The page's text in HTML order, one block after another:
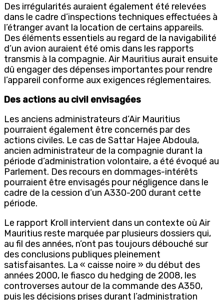
Des irrégularités auraient également été relevées
dans le cadre d’inspections techniques effectuées à
l’étranger avant la location de certains appareils.
Des éléments essentiels au regard de la navigabilité
d’un avion auraient été omis dans les rapports
transmis à la compagnie. Air Mauritius aurait ensuite
dû engager des dépenses importantes pour rendre
l’appareil conforme aux exigences réglementaires.
Des actions au civil envisagées
Les anciens administrateurs d’Air Mauritius
pourraient également être concernés par des
actions civiles. Le cas de Sattar Hajee Abdoula,
ancien administrateur de la compagnie durant la
période d’administration volontaire, a été évoqué au
Parlement. Des recours en dommages-intérêts
pourraient être envisagés pour négligence dans le
cadre de la cession d’un A330-200 durant cette
période.
Le rapport Kroll intervient dans un contexte où Air
Mauritius reste marquée par plusieurs dossiers qui,
au fil des années, n’ont pas toujours débouché sur
des conclusions publiques pleinement
satisfaisantes. La « caisse noire » du début des
années 2000, le fiasco du hedging de 2008, les
controverses autour de la commande des A350,
puis les décisions prises durant l’administration